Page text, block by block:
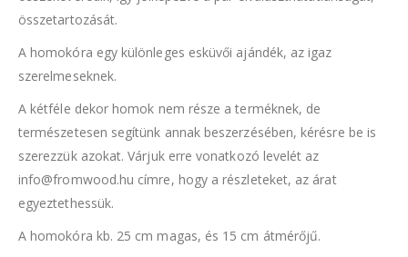
összetartozását.
A homokóra egy különleges esküvői ajándék, az igaz
szerelmeseknek.
A kétféle dekor homok nem része a terméknek, de
természetesen segítünk annak beszerzésében, kérésre be is
szerezzük azokat. Várjuk erre vonatkozó levelét az
info@fromwood.hu címre, hogy a részleteket, az árat
egyeztethessük.
A homokóra kb. 25 cm magas, és 15 cm átmérőjű.